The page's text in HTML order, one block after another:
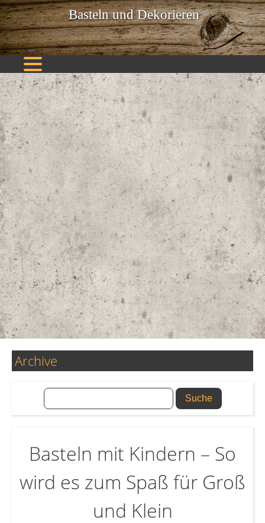
Basteln und Dekorieren
Archive
Basteln mit Kindern – So
wird es zum Spaß für Groß
und Klein